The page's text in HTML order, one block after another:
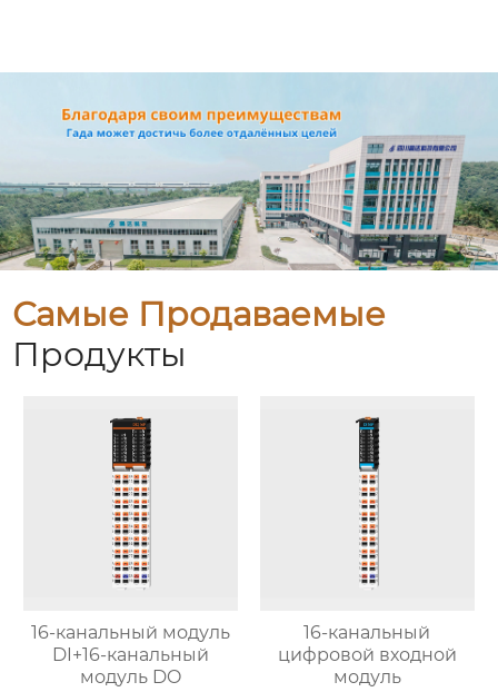
Самые Продаваемые
Продукты
16-канальный модуль
DI+16-канальный
модуль DO
16-канальный
цифровой входной
модуль